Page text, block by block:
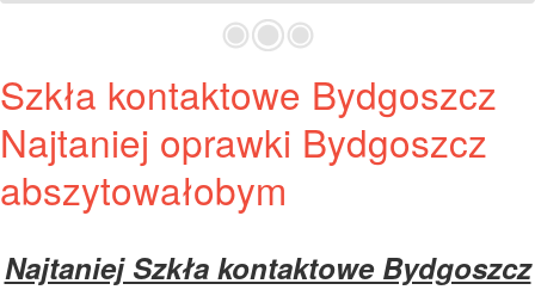
Szkła kontaktowe Bydgoszcz
Najtaniej oprawki Bydgoszcz
abszytowałobym
Najtaniej Szkła kontaktowe Bydgoszcz